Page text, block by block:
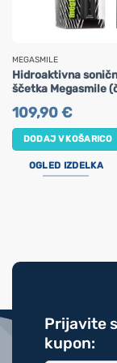
MEGASMILE
Hidroaktivna
ščetka Megasmile
109,90€
DODAJ V KOŠARICO
OGLED IZDELKA
Prijavite
kupon: